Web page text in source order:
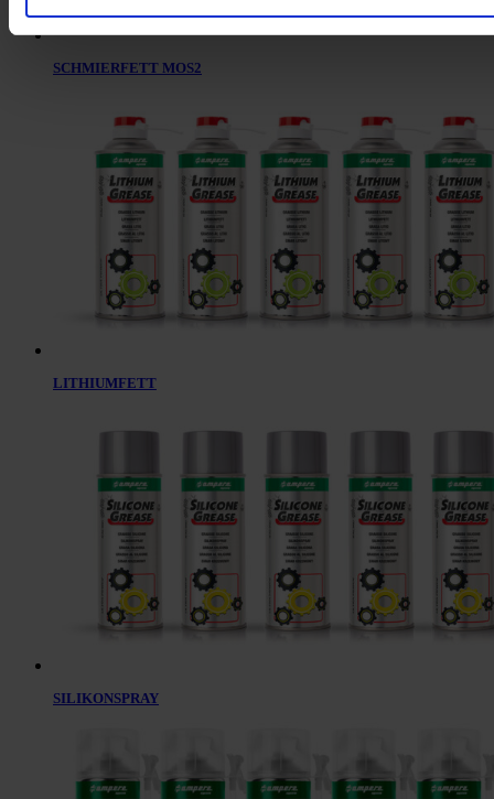
SCHMIERFETT MOS2
LITHIUMFETT
SILIKONSPRAY